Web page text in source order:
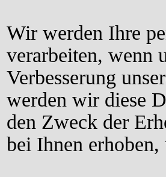
Wir werden Ihre
verarbeiten, wenn
Verbesserung
werden wir diese
den Zweck der
bei Ihnen